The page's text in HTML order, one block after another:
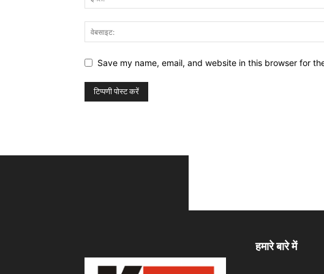
Save my name, email, and website in this browser for
हमारे बारे में